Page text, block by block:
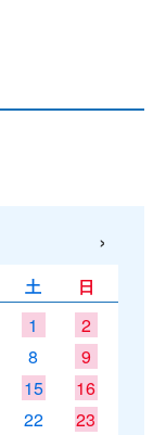
›
土 日
1
2
8
9
15
16
22
23